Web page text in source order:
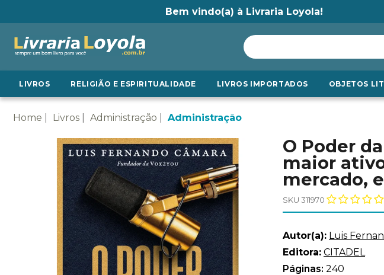
Bem vindo(a) à Livraria Loyola!
LIVROS RELIGIÃO E ESPIRITUALIDADE LIVROS IMPORTADOS OBJETOS
Home Livros Administração Administração
O Poder
maior
mercado,
SKU 311970
Autor(a): Luis
Editora: CITADEL
Páginas: 240